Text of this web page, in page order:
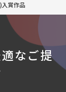
賞作品
なご提